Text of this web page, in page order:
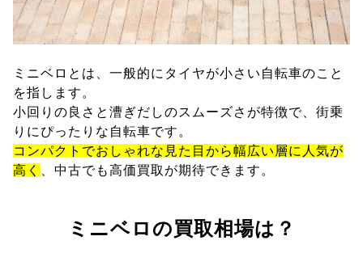
ミニベロとは、一般的にタイヤが小さい自転車のこと
を指します。
小回りの良さと漕ぎだしのスムーズさが特徴で、街乗
りにぴったりな自転車です。
コンパクトでおしゃれな見た目から幅広い層に人気が
高く
、中古でも高価買取が期待できます。
ミニベロの買取相場は？